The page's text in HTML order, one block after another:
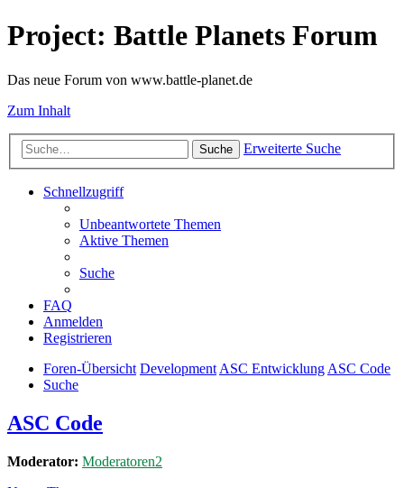
Project: Battle Planets Forum
Das neue Forum von www.battle-planet.de
Zum Inhalt
Suche Erweiterte Suche
Schnellzugriff
Unbeantwortete Themen
Aktive Themen
Suche
FAQ
Anmelden
Registrieren
Foren-Übersicht DevelopmentASC EntwicklungASC Code
Suche
ASC Code
Moderator: Moderatoren2